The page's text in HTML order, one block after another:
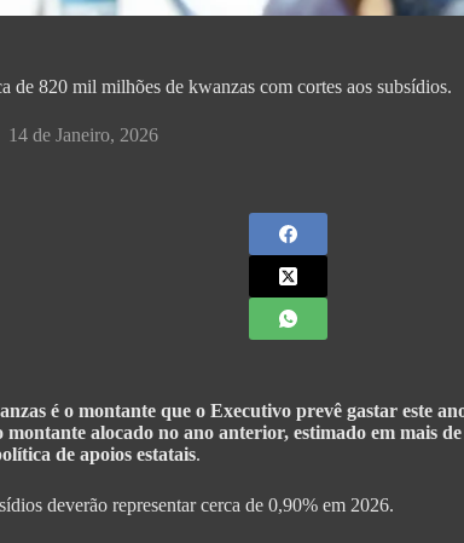
de 820 mil milhões de kwanzas com cortes aos subsídios.
14 de Janeiro, 2026
é o montante que o Executivo prevê gastar este
montante alocado no ano anterior, estimado em mais
de apoios estatais.
deverão representar cerca de 0,90% em 2026.